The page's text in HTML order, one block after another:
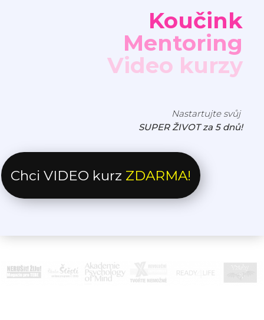
Koučink
Mentoring
Video kurzy
Nastartujte svůj
SUPER ŽIVOT za 5 dnů!
Chci VIDEO kurz ZDARMA!